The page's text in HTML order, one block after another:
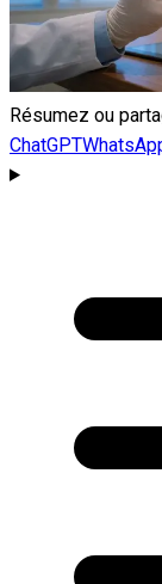
Résumez ou
ChatGPT